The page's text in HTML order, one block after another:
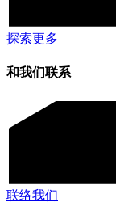
探索更多
和我们联系
联络我们